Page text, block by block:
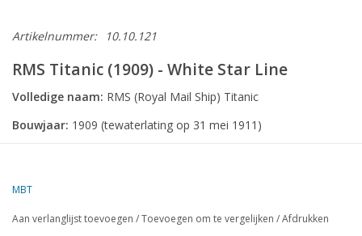
Artikelnummer: 10.10.121
RMS Titanic (1909) - White Star Line
Volledige naam: RMS (Royal Mail Ship) Titanic
Bouwjaar: 1909 (tewaterlating op 31 mei 1911)
MBT
Aan verlanglijst toevoegen /Toevoegen om te vergelijken /Afdrukken